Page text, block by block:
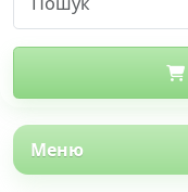
Меню